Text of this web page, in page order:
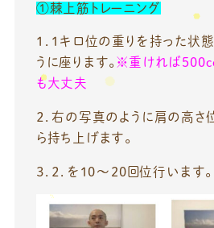
①棘上筋トレーニング
１．1キロ位の重りを持った状
うに座ります。 ※重ければ500ｃ
も大丈夫
２．右の写真のように肩の高
ら持ち上げます。
３．２．を10～20回位行います。